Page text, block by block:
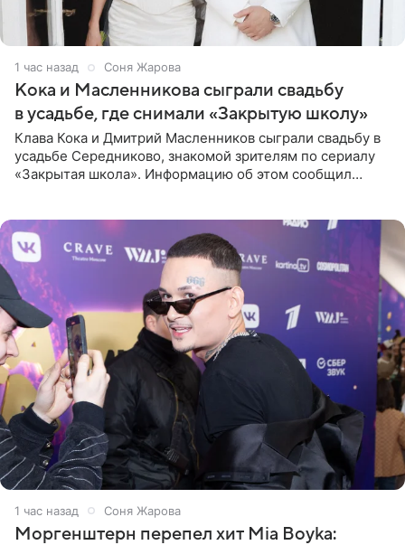
1 час назад Соня Жарова
Кока и Масленникова сыграли свадьбу
в усадьбе, где снимали «Закрытую школу»
Клава Кока и Дмитрий Масленников сыграли свадьбу в
усадьбе Середниково, знакомой зрителям по сериалу
«Закрытая школа». Информацию об этом сообщил
1 час назад Соня Жарова
Моргенштерн перепел хит Mia Boyka: